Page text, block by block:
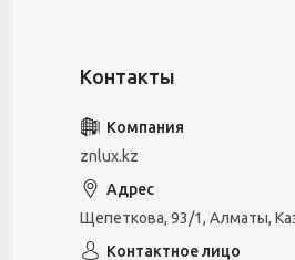
znlux.kz
Щепеткова, 93/1, Алматы,